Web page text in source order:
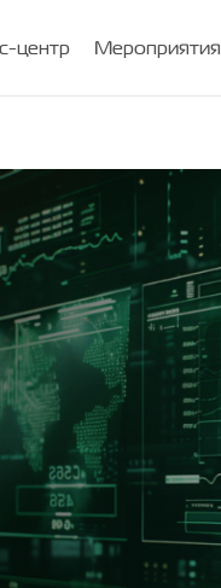
центр Мероприятия